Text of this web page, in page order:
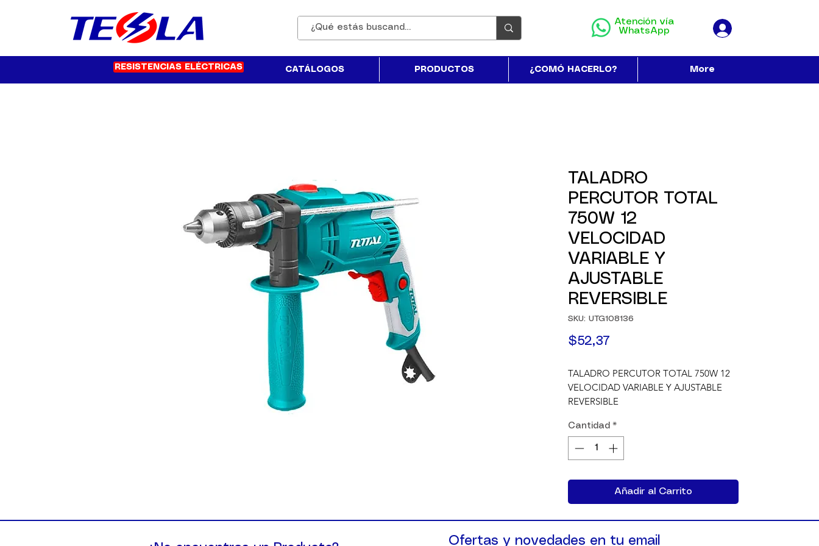
Atención vía
WhatsApp
RESISTENCIAS ELÉCTRICAS CATÁLOGOS PRODUCTOS ¿COMÓ HACERLO? More
TALADRO
PERCUTOR TOTAL
750W 12
VELOCIDAD
VARIABLE Y
AJUSTABLE
REVERSIBLE
SKU: UTG108136
$52,37
TALADRO PERCUTOR TOTAL 750W 12
VELOCIDAD VARIABLE Y AJUSTABLE
REVERSIBLE
Cantidad *
Añadir al Carrito
Ofertas y novedades en tu email